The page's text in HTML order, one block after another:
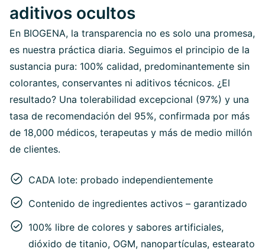
aditivos ocultos
En BIOGENA, la transparencia no es solo una promesa,
es nuestra práctica diaria. Seguimos el principio de la
sustancia pura: 100% calidad, predominantemente sin
colorantes, conservantes ni aditivos técnicos. ¿El
resultado? Una tolerabilidad excepcional (97%) y una
tasa de recomendación del 95%, confirmada por más
de 18,000 médicos, terapeutas y más de medio millón
de clientes.
CADA lote: probado independientemente
Contenido de ingredientes activos – garantizado
100% libre de colores y sabores artificiales,
dióxido de titanio, OGM, nanopartículas, estearato